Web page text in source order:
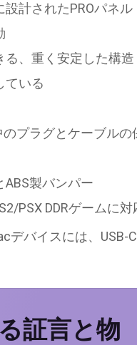
計されたPROパネル
る、重く安定した構造
ている
プラグとケーブルの
製バンパー
PSX DDRゲームに対
デバイスには、
証言と物